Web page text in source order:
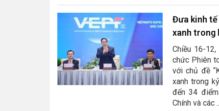
Đưa kinh tế
xanh trong
Chiều 16-
chức Phiên
với chủ đề
xanh trong
đến 34
Chính và các